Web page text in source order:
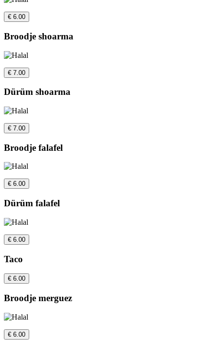
€ 6.00
Broodje shoarma
€ 7.00
Dürüm shoarma
€ 7.00
Broodje falafel
€ 6.00
Dürüm falafel
€ 6.00
Taco
€ 6.00
Broodje merguez
€ 6.00